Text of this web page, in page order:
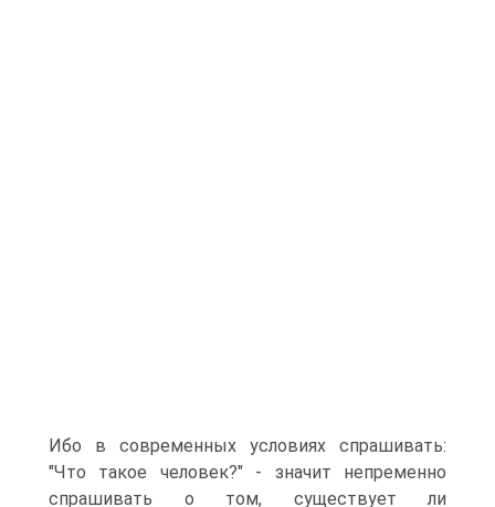
Ибо в современных условиях спрашивать:
"Что такое человек?" - значит непременно
спрашивать о том, существует ли